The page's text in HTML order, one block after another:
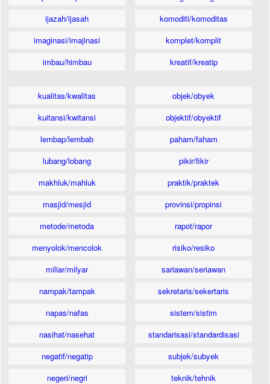
ijazah/ijasah
imaginasi/imajinasi
imbau/himbau
komoditi/komoditas
komplet/komplit
kreatif/kreatip
kualitas/kwalitas
kuitansi/kwitansi
lembap/lembab
lubang/lobang
makhluk/mahluk
masjid/mesjid
metode/metoda
menyolok/mencolok
miliar/milyar
nampak/tampak
napas/nafas
nasihat/nasehat
negatif/negatip
negeri/negri
objek/obyek
objektif/obyektif
paham/faham
pikir/fikir
praktik/praktek
provinsi/propinsi
rapot/rapor
risiko/resiko
sariawan/seriawan
sekretaris/sekertaris
sistem/sistim
standarisasi/standardisasi
subjek/subyek
teknik/tehnik